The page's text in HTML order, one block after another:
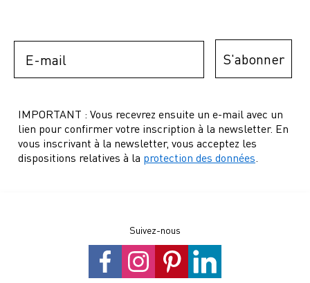
S'abonner
IMPORTANT : Vous recevrez ensuite un e-mail avec un
lien pour confirmer votre inscription à la newsletter. En
vous inscrivant à la newsletter, vous acceptez les
dispositions relatives à la protection des données.
Suivez-nous